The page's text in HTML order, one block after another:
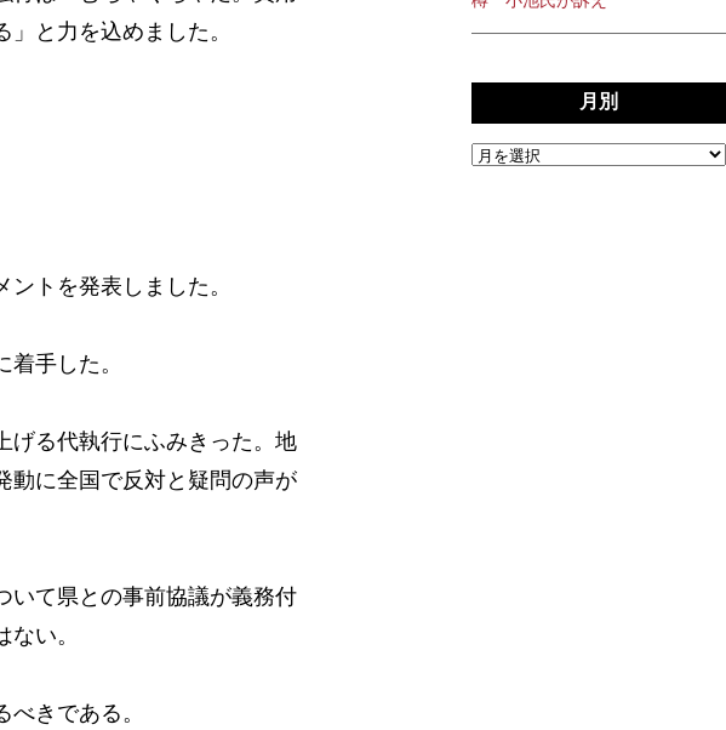
と力を込めました。
トを発表しました。
手した。
げる代執行にふみきった。地
動に全国で反対と疑問の声が
いて県との事前協議が義務付
い。
きである。
月別